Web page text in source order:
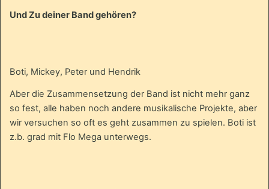
Und Zu deiner Band gehören?
Boti, Mickey, Peter und Hendrik
Aber die Zusammensetzung der Band ist nicht mehr ganz
so fest, alle haben noch andere musikalische Projekte, aber
wir versuchen so oft es geht zusammen zu spielen. Boti ist
z.b. grad mit Flo Mega unterwegs.